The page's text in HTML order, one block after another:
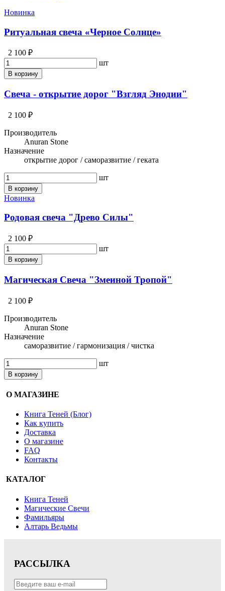
Новинка
Ритуальная свеча «Черное Солнце»
2 100 ₽
шт
В корзину
Свеча - открытие дорог "Взгляд Энодии"
2 100 ₽
Производитель
Anuran Stone
Назначение
открытие дорог / саморазвитие / геката
шт
В корзину
Новинка
Родовая свеча "Древо Силы"
2 100 ₽
шт
В корзину
Магическая Свеча "Змеиной Тропой"
2 100 ₽
Производитель
Anuran Stone
Назначение
саморазвитие / гармонизация / чистка
шт
В корзину
О МАГАЗИНЕ
Книга Теней (Блог)
Как купить
Доставка
О магазине
FAQ
Контакты
КАТАЛОГ
Книга Теней
Магические Свечи
Фамильяры
Алтарь Ведьмы
РАССЫЛКА